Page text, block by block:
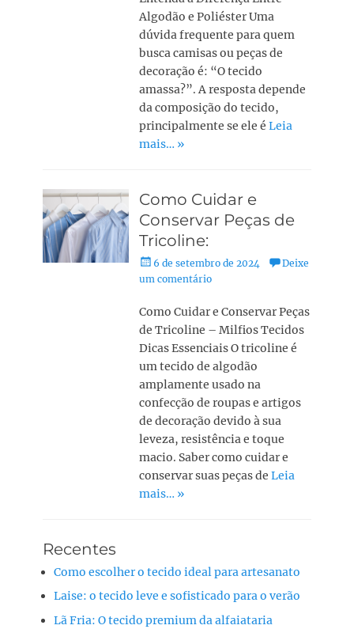
Algodão e Poliéster Uma
dúvida frequente para quem
busca camisas ou peças de
decoração é: “O tecido
amassa?”. A resposta depende
da composição do tecido,
principalmente se ele éLeia
mais… »
Como Cuidar e
Conservar Peças de
Tricoline:
6 de setembro de 2024
Deixe
um comentário
Como Cuidar e Conservar Peças
de Tricoline – Milfios Tecidos
Dicas Essenciais O tricoline é
um tecido de algodão
amplamente usado na
confecção de roupas e artigos
de decoração devido à sua
leveza, resistência e toque
macio. Saber como cuidar e
conservar suas peças deLeia
mais… »
Recentes
Como escolher o tecido ideal para artesanato
Laise: o tecido leve e sofisticado para o verão
Lã Fria: O tecido premium da alfaiataria